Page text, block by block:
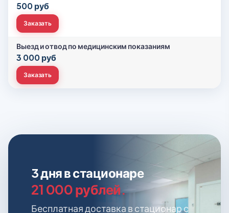
500 руб
Заказать
Выезд и отвод по медицинским показаниям
3 000 руб
Заказать
3 дня в стационаре
21 000 рублей.
Бесплатная доставка в стационар с